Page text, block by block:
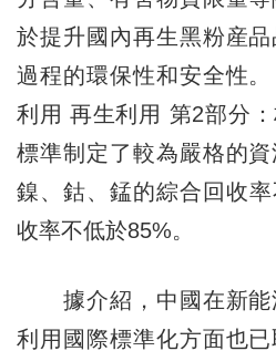
於提升國內再生黑粉産
過程的環保性和安全性
利用 再生利用 第2部分
標準制定了較為嚴格的
鎳、鈷、錳的綜合回收
收率不低於85%。
據介紹，中國在新能
利用國際標準化方面也